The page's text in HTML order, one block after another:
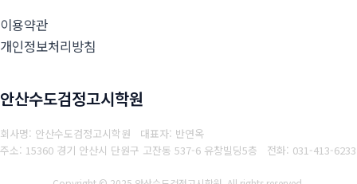
이용약관
개인정보처리방침
안산수도검정고시학원
회사명: 안산수도검정고시학원 대표자: 반연옥
주소: 15360 경기 안산시 단원구 고잔동 537-6 유창빌딩5층 전화: 031-413-6233